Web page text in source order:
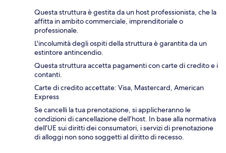
Questa struttura è gestita da un host professionista, che la
affitta in ambito commerciale, imprenditoriale o
professionale.
L'incolumità degli ospiti della struttura è garantita da un
estintore antincendio.
Questa struttura accetta pagamenti con carte di credito e i
contanti.
Carte di credito accettate: Visa, Mastercard, American
Express
Se cancelli la tua prenotazione, si applicheranno le
condizioni di cancellazione dell’host. In base alla normativa
dell’UE sui diritti dei consumatori, i servizi di prenotazione
di alloggi non sono soggetti al diritto di recesso.